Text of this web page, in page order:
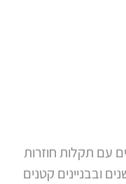
עם תקלות חוזרות
ובבניינים קטנים